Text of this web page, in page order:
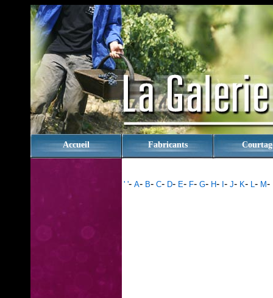
Accueil Fabricants
' '- A- B- C- D- E- F- G- H- - J- K- L- M-